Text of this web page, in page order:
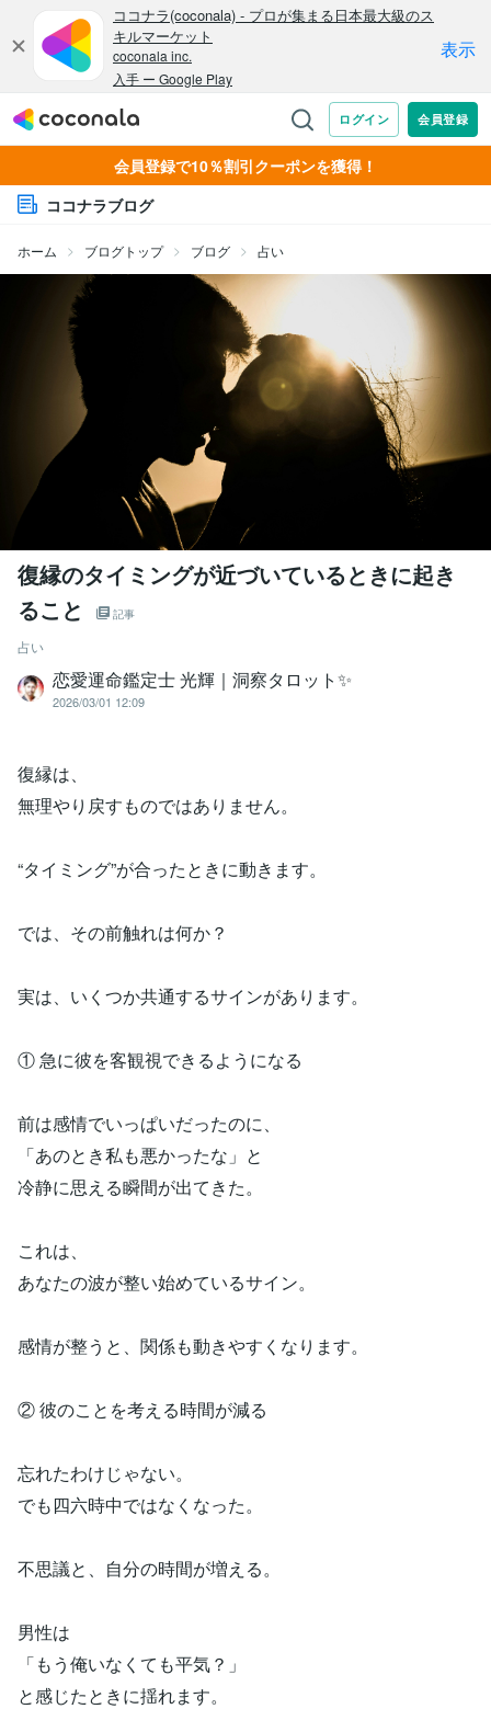
会員登録で10％割引クーポンを獲得！
ココナラブログ
ホーム ブログトップ ブログ 占い
復縁のタイミングが近づいているときに起き
ること
記事
占い
恋愛運命鑑定士 光輝｜洞察タロット✨️
2026/03/01 12:09
復縁は、
無理やり戻すものではありません。
“タイミング”が合ったときに動きます。
では、その前触れは何か？
実は、いくつか共通するサインがあります。
① 急に彼を客観視できるようになる
前は感情でいっぱいだったのに、
「あのとき私も悪かったな」と
冷静に思える瞬間が出てきた。
これは、
あなたの波が整い始めているサイン。
感情が整うと、関係も動きやすくなります。
② 彼のことを考える時間が減る
忘れたわけじゃない。
でも四六時中ではなくなった。
不思議と、自分の時間が増える。
男性は
「もう俺いなくても平気？」
と感じたときに揺れます。